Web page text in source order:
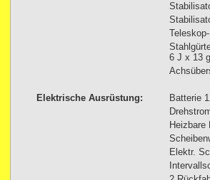
6 J x 13
Elektrische Ausrüstung:
Batterie
Heizbare
Elektr.